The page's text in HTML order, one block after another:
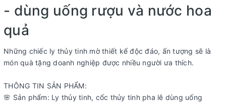
- dùng uống rượu và nước hoa
quả
Những chiếc ly thủy tinh mờ thiết kế độc đáo, ấn tượng sẽ là
món quà tặng doanh nghiệp được nhiều người ưa thích.
THÔNG TIN SẢN PHẨM:
🌸 Sản phẩm: Ly thủy tinh, cốc thủy tinh pha lê dùng uống